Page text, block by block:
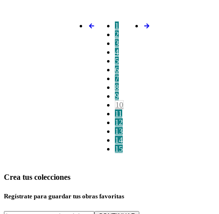
1
2
3
4
5
6
7
8
9
10
11
12
13
14
15
Crea tus colecciones
Regístrate para guardar tus obras favoritas